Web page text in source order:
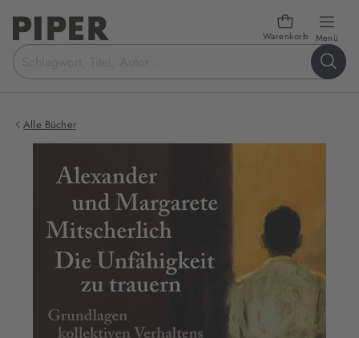
Warenkorb Menü
Suchbegriff
eingeben
Alle Bücher